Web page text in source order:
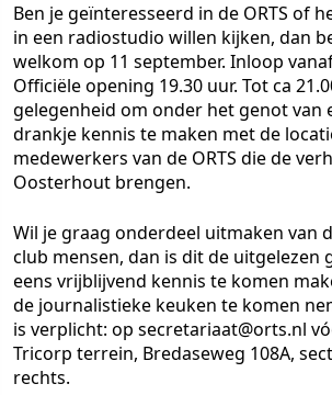
Ben je geïnteresseerd in de ORTS of
in een radiostudio willen kijken, dan
welkom op 11 september. Inloop
Officiële opening 19.30 uur. Tot ca
gelegenheid om onder het genot van
drankje kennis te maken met de
medewerkers van de ORTS die de
Oosterhout brengen.
Wil je graag onderdeel uitmaken van
club mensen, dan is dit de uitgelezen
eens vrijblijvend kennis te komen
de journalistieke keuken te komen
is verplicht: op secretariaat@orts.nl
Tricorp terrein, Bredaseweg 108A,
rechts.